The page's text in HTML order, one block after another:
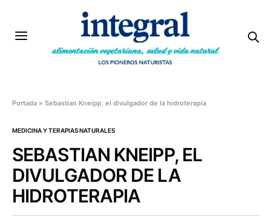
Portada »Sebastian Kneipp, el divulgador de la hidroterapia
MEDICINA Y TERAPIAS NATURALES
SEBASTIAN KNEIPP, EL
DIVULGADOR DE LA
HIDROTERAPIA